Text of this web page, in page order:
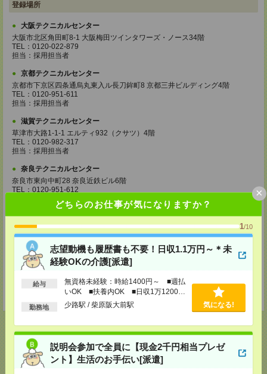
どちらのお仕事が気になりますか？
1/10
志望動機も履歴書も不要！日収1.1万円～＊未
経験OKの介護[派遣]
給与
無資格未経験：時給1400円～ ■週払
いOK ■扶養内OK ■日収1万1200円
以上
勤務地 少路駅 / 柴原阪大前駅 気になる!
説明会参加で全員に【現金2千円相当プレゼ
ント】生活のお手伝い[派遣]
×
登録場所
大阪テクニカルセンター
大阪市北区角田町8-1 大阪梅田ツインタワーズ・ノース34階
TEL：0120-022-879
担当：採用担当者
京都テクニカルセンター
京都市下京区四条通烏丸東入ル長刀鉾町8 京都三井ビルディング4階
TEL：0120-951-611
担当：採用担当者
滋賀テクニカルセンター
草津市大路1-1-1 エルティ932（クサツ）4階
TEL：0120-982-317
担当：採用担当者
奈良テクニカルセンター
奈良市東向中町28 奈良近鉄ビル6階
TEL：0120-951-612
担当：採用担当者
神戸テクニカルセンター
神戸市中央区小野柄通4-1-22 アーバンエース三宮ビル9階
TEL：0120-022-544
担当：採用担当者
姫路テクニカルセンター
姫路市南駅前町100 姫路パラシオ8階
TEL：0120-941-278
担当：採用担当者
応募ページへ